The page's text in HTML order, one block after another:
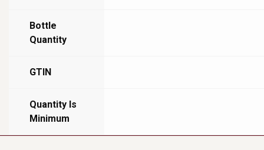
Bottle
Quantity
GTIN
Quantity Is
Minimum